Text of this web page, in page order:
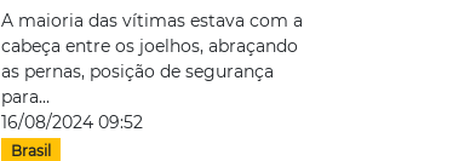
A maioria das vítimas estava com a
cabeça entre os joelhos, abraçando
as pernas, posição de segurança
para...
16/08/2024 09:52
Brasil